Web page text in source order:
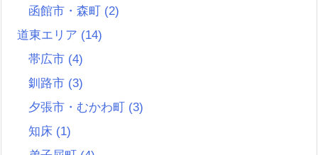
函館市・森町 (2)
道東エリア (14)
帯広市 (4)
釧路市 (3)
夕張市・むかわ町 (3)
知床 (1)